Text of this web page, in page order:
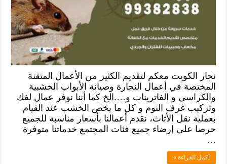
نجار الكويت معكم لتقديم الكثير من الأعمال المتقنة
المختصة في أعمال النجارة وصيانة الأبواب الخشبية
والكراسي و الفاترينات و….الخ كما أننا نوفر عمال لفك
وتركيب غرف النوم و كل ما يخص الخشب عند القيام
بعملية نقل الأثاث، نقدم أعمالنا بأسعار مناسبة للجميع
حرصا على إرضاء جميع فئات المجتمع خدماتنا متوفرة
…
أكمل القراءة »